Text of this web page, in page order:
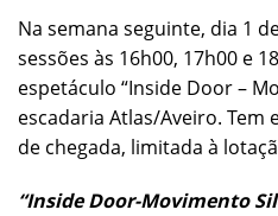
Na semana seguinte, dia 1
sessões às 16h00, 17h00 e
espetáculo “Inside Door –
escadaria Atlas/Aveiro.
de chegada, limitada à
“Inside Door-Movimento